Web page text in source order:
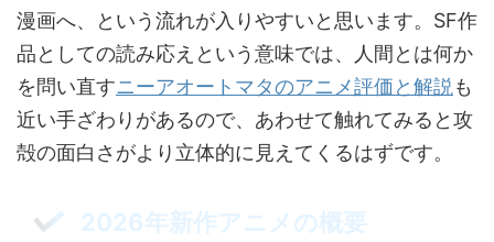
漫画へ、という流れが入りやすいと思います。SF作
品としての読み応えという意味では、人間とは何か
を問い直すニーアオートマタのアニメ評価と解説 も
近い手ざわりがあるので、あわせて触れてみると攻
殻の面白さがより立体的に見えてくるはずです。
2026年新作アニメの概要